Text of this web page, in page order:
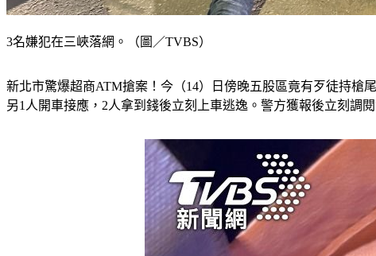
3名嫌犯在三峽落網。（圖／TVBS）
新北市驚爆超商ATM搶案！今（14）日傍晚五股區竟有歹徒持槍
另1人開車接應，2人拿到錢後立刻上車逃逸。警方獲報後立刻調